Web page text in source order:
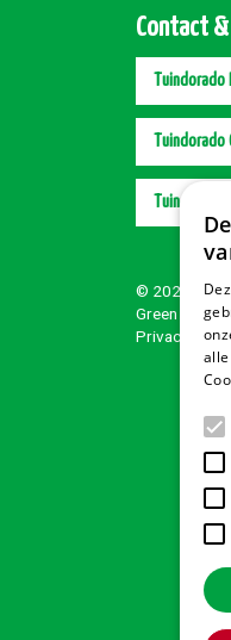
Contact
Tuindorado
Tuindorado
Tuindorado
© 2026
Green
Privacy